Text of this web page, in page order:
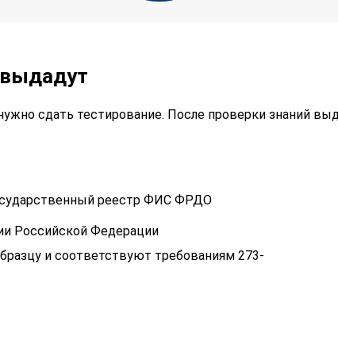
сдать тестирование. После проверки знаний
реестр ФИС ФРДО
Российской Федерации
и соответствуют требованиям 273-